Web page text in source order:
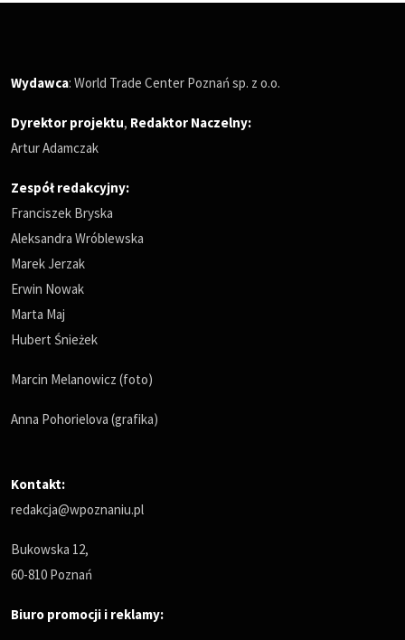
Wydawca: World Trade Center Poznań sp. z o.o.
Dyrektor projektu, Redaktor Naczelny:
Artur Adamczak
Zespół redakcyjny:
Franciszek Bryska
Aleksandra Wróblewska
Marek Jerzak
Erwin Nowak
Marta Maj
Hubert Śnieżek
Marcin Melanowicz (foto)
Anna Pohorielova (grafika)
Kontakt:
redakcja@wpoznaniu.pl
Bukowska 12,
60-810 Poznań
Biuro promocji i reklamy: